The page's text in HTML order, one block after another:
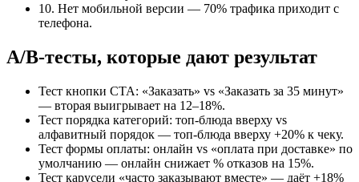
10. Нет мобильной версии — 70% трафика приходит с
телефона.
A/B-тесты, которые дают результат
Тест кнопки CTA: «Заказать» vs «Заказать за 35 минут»
— вторая выигрывает на 12–18%.
Тест порядка категорий: топ-блюда вверху vs
алфавитный порядок — топ-блюда вверху +20% к чеку.
Тест формы оплаты: онлайн vs «оплата при доставке» по
умолчанию — онлайн снижает % отказов на 15%.
Тест карусели «часто заказывают вместе» — даёт +18%